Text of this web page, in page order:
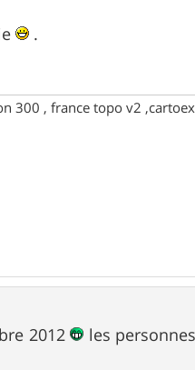
.
300 , france topo v2
2012 les